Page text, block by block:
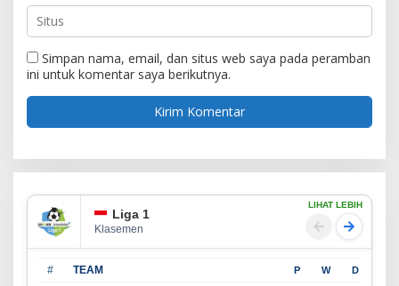
Simpan nama, email, dan situs web saya pada peramban
ini untuk komentar saya berikutnya.
Liga 1
Klasemen
LIHAT LEBIH
# TEAM P W D